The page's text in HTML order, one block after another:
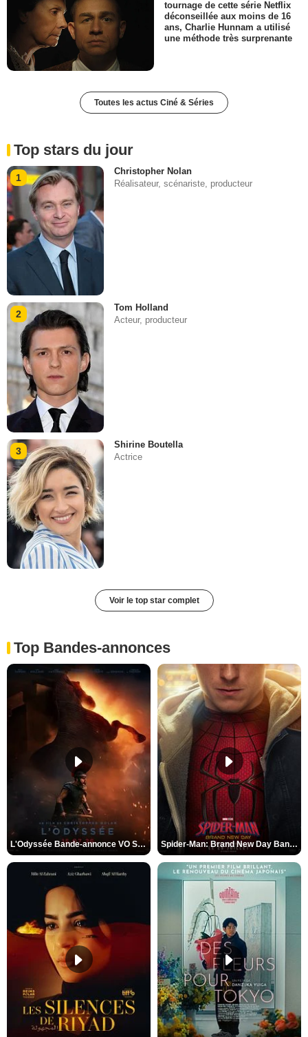
tournage de cette série Netflix
déconseillée aux moins de 16
ans, Charlie Hunnam a utilisé
une méthode très surprenante
Toutes les actus Ciné & Séries
Top stars du jour
1
Christopher Nolan
Réalisateur, scénariste, producteur
2
Tom Holland
Acteur, producteur
3
Shirine Boutella
Actrice
Voir le top star complet
Top Bandes-annonces
L'Odyssée Bande-annonce VO STFR Spider-Man: Brand New Day Bande-annonce VO STFR